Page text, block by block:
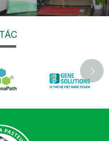
khoa Pasteur Đà Lạt còn